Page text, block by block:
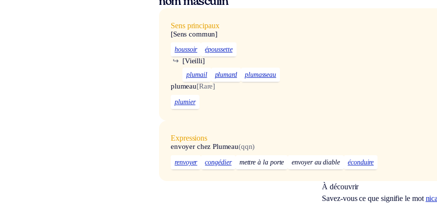
Sens principaux
[Sens commun]
houssoir époussette
[Vieilli]
↪
plumail plumard plumasseau
plumeau[Rare]
plumier
Expressions
envoyer chez Plumeau(qqn)
renvoyer congédier mettre à la porte envoyer au diable éconduire
À découvrir
Savez-vous ce que signifie le mot